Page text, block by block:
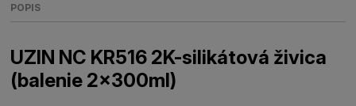
POPIS
UZIN NC KR516 2K-silikátová živica
(balenie 2x300ml)